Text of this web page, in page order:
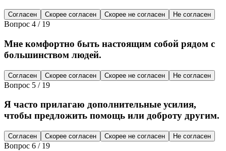
Согласен Скорее согласен Скорее не согласен Не согласен
Вопрос 4 / 19
Мне комфортно быть настоящим собой рядом с
большинством людей.
Согласен Скорее согласен Скорее не согласен Не согласен
Вопрос 5 / 19
Я часто прилагаю дополнительные усилия,
чтобы предложить помощь или доброту другим.
Согласен Скорее согласен Скорее не согласен Не согласен
Вопрос 6 / 19